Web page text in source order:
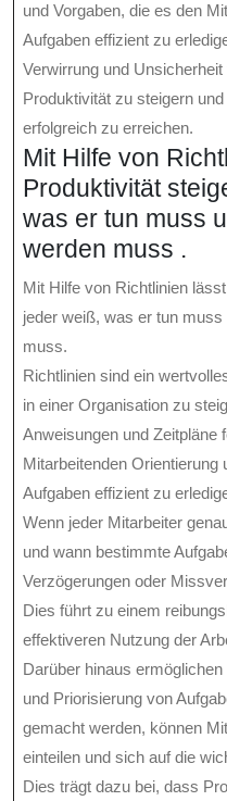
und Vorgaben, die es den
Aufgaben effizient zu
Verwirrung und
Produktivität zu steigern
erfolgreich zu erreichen.
Mit Hilfe von
Produktivität
was er tun muss
werden muss .
Mit Hilfe von Richtlinien
jeder weiß, was er tun
muss.
Richtlinien sind ein
in einer Organisation zu
Anweisungen und Zeitpläne
Mitarbeitenden Orientierung
Aufgaben effizient zu
Wenn jeder Mitarbeiter
und wann bestimmte
Verzögerungen oder
Dies führt zu einem
effektiveren Nutzung der
Darüber hinaus
und Priorisierung von
gemacht werden, können
einteilen und sich auf die
Dies trägt dazu bei, dass